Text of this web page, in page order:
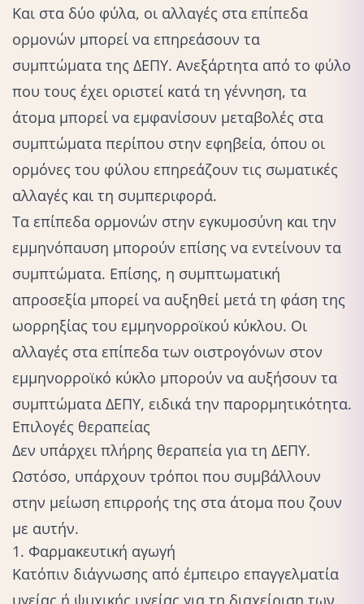
Και στα δύο φύλα, οι αλλαγές στα επίπεδα
ορμονών μπορεί να επηρεάσουν τα
συμπτώματα της ΔΕΠΥ. Ανεξάρτητα από το φύλο
που τους έχει οριστεί κατά τη γέννηση, τα
άτομα μπορεί να εμφανίσουν μεταβολές στα
συμπτώματα περίπου στην εφηβεία, όπου οι
ορμόνες του φύλου επηρεάζουν τις σωματικές
αλλαγές και τη συμπεριφορά.
Τα επίπεδα ορμονών στην εγκυμοσύνη και την
εμμηνόπαυση μπορούν επίσης να εντείνουν τα
συμπτώματα. Επίσης, η συμπτωματική
απροσεξία μπορεί να αυξηθεί μετά τη φάση της
ωορρηξίας του εμμηνορροϊκού κύκλου. Οι
αλλαγές στα επίπεδα των οιστρογόνων στον
εμμηνορροϊκό κύκλο μπορούν να αυξήσουν τα
συμπτώματα ΔΕΠΥ, ειδικά την παρορμητικότητα.
Επιλογές θεραπείας
Δεν υπάρχει πλήρης θεραπεία για τη ΔΕΠΥ.
Ωστόσο, υπάρχουν τρόποι που συμβάλλουν
στην μείωση επιρροής της στα άτομα που ζουν
με αυτήν.
1. Φαρμακευτική αγωγή
Κατόπιν διάγνωσης από έμπειρο επαγγελματία
υγείας ή ψυχικής υγείας για τη διαχείριση των